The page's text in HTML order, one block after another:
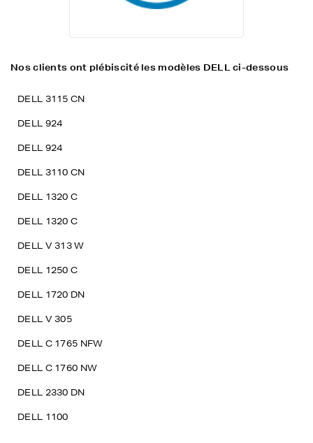
Nos clients ont plébiscité les modèles DELL ci-dessous
DELL 3115 CN
DELL 924
DELL 924
DELL 3110 CN
DELL 1320 C
DELL 1320 C
DELL V 313 W
DELL 1250 C
DELL 1720 DN
DELL V 305
DELL C 1765 NFW
DELL C 1760 NW
DELL 2330 DN
DELL 1100